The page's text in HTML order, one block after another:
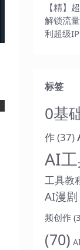
【精】
解锁流
利超级IP
标签
0基
作(37)
AI
工具教
AI漫剧
频创作
(70)